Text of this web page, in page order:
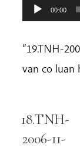
00:00
“19.TNH-
van co luan
18.TNH-
2006-11-